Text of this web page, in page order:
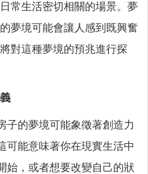
常生活密切相關的場景。夢
夢境可能會讓人感到既興奮
對這種夢境的預兆進行探
子的夢境可能象徵著創造力
可能意味著你在現實生活中
始，或者想要改變自己的狀